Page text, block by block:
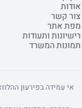
אודות
צור קשר
מפת אתר
רישיונות ותעודות
תמונות המשרד
אי עמידה בפירעון